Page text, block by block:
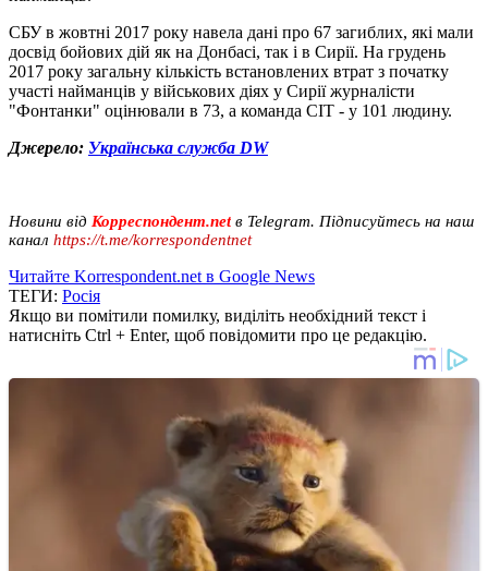
СБУ в жовтні 2017 року навела дані про 67 загиблих, які мали
досвід бойових дій як на Донбасі, так і в Сирії. На грудень
2017 року загальну кількість встановлених втрат з початку
участі найманців у військових діях у Сирії журналісти
"Фонтанки" оцінювали в 73, а команда CIТ - у 101 людину.
Джерело: Українська служба DW
Новини від Корреспондент.net в Telegram. Підписуйтесь на наш
канал https://t.me/korrespondentnet
Читайте Korrespondent.net в Google News
ТЕГИ: Росія
Якщо ви помітили помилку, виділіть необхідний текст і
натисніть Ctrl + Enter, щоб повідомити про це редакцію.